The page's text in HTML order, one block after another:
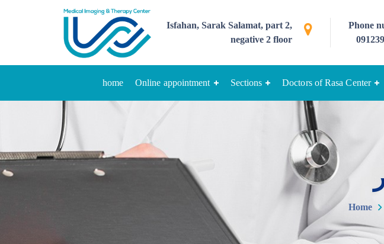
Isfahan, Sarak Salamat, part 2,
negative 2 floor
Phone
home Online appointment Sections Doctors of Rasa Center
Home